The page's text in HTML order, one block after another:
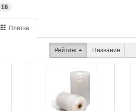
16
Плитка
Рейтинг Название